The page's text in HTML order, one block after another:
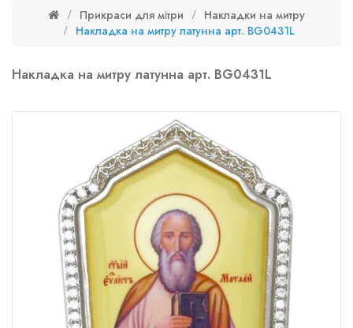
Прикраси для мітри
Накладки на митру
Накладка на митру латунна арт. BG0431L
Накладка на митру латунна арт. BG0431L